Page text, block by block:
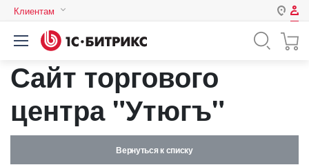
Клиентам
Авторизация
Логин
Пароль
Сайт торгового
центра "Утюгъ"
Вернуться к списку